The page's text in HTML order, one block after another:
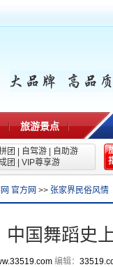
旅游景点
团 自驾游
自助游
团
VIP尊享游
官方网 >> 张家界民俗风情
中国舞蹈史
编辑：